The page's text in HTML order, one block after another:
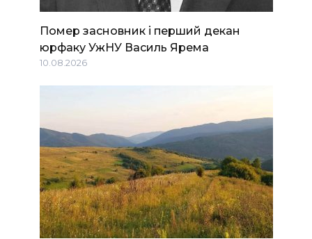
Помер засновник і перший декан
юрфаку УжНУ Василь Ярема
10.08.2026